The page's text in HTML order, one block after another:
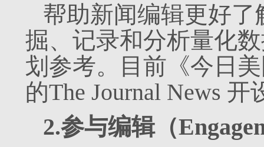
帮助新闻编辑更好
掘、记录和分析量化
划参考。目前《今日
的The Journal News
2.参与编辑（